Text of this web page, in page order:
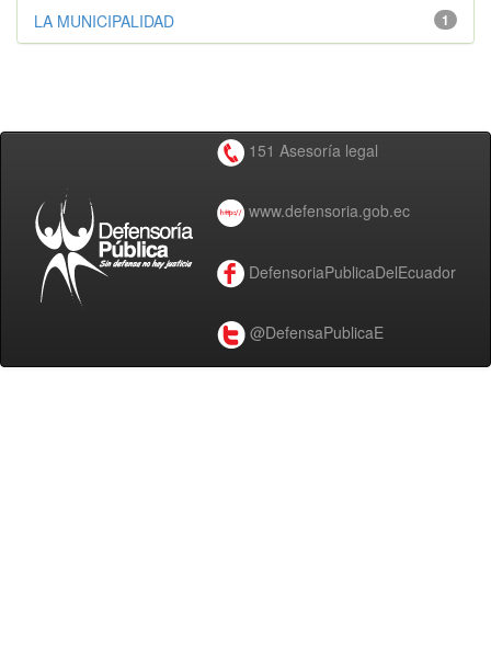
1
LA MUNICIPALIDAD
151 Asesoría legal
www.defensoria.gob.ec
DefensoriaPublicaDelEcuador
@DefensaPublicaE